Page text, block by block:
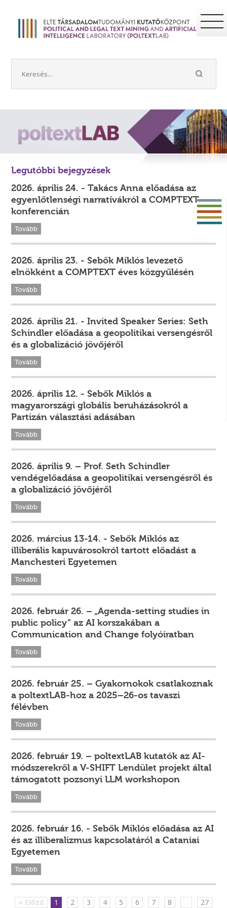
Legutóbbi bejegyzések
2026. április 24. - Takács Anna előadása az
egyenlőtlenségi narratívákról a COMPTEXT
konferencián
Tovább
2026. április 23. - Sebők Miklós levezető
elnökként a COMPTEXT éves közgyűlésén
Tovább
2026. április 21. - Invited Speaker Series: Seth
Schindler előadása a geopolitikai versengésről
és a globalizáció jövőjéről
Tovább
2026. április 12. - Sebők Miklós a
magyarországi globális beruházásokról a
Partizán választási adásában
Tovább
2026. április 9. – Prof. Seth Schindler
vendégelőadása a geopolitikai versengésről és
a globalizáció jövőjéről
Tovább
2026. március 13-14. - Sebők Miklós az
illiberális kapuvárosokról tartott előadást a
Manchesteri Egyetemen
Tovább
2026. február 26. – „Agenda-setting studies in
public policy” az AI korszakában a
Communication and Change folyóiratban
Tovább
2026. február 25. – Gyakornokok csatlakoznak
a poltextLAB-hoz a 2025–26-os tavaszi
félévben
Tovább
2026. február 19. – poltextLAB kutatók az AI-
módszerekről a V-SHIFT Lendület projekt által
támogatott pozsonyi LLM workshopon
Tovább
2026. február 16. - Sebők Miklós előadása az AI
és az illiberalizmus kapcsolatáról a Cataniai
Egyetemen
Tovább
« Előző 1 2 3 4 5 6 7 8 ... 27